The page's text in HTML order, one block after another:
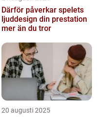
Därför påverkar spelets
ljuddesign din prestation
mer än du tror
20 augusti 2025